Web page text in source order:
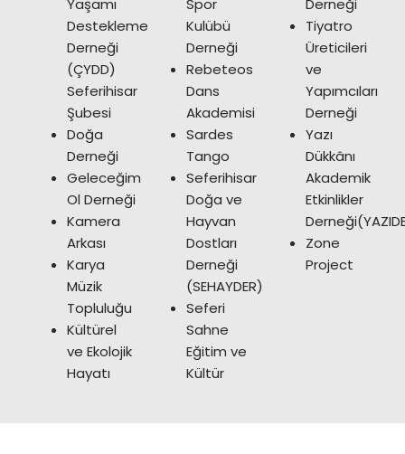
Yaşamı
Destekleme
Derneği
(ÇYDD)
Seferihisar
Şubesi
Doğa
Derneği
Geleceğim
Ol Derneği
Kamera
Arkası
Karya
Müzik
Topluluğu
Kültürel
ve Ekolojik
Hayatı
Spor
Kulübü
Derneği
Rebeteos
Dans
Akademisi
Sardes
Tango
Seferihisar
Doğa ve
Hayvan
Dostları
Derneği
(SEHAYDER)
Seferi
Sahne
Eğitim ve
Kültür
Derneği
Tiyatro
Üreticileri
ve
Yapımcıları
Derneği
Yazı
Dükkânı
Akademik
Etkinlikler
Zone
Project